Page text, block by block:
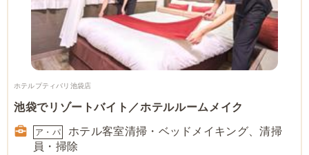
ホテルプティバリ池袋店
池袋でリゾートバイト／ホテルルームメイク
ア・パ
ホテル客室清掃・ベッドメイキング、清掃
員・掃除